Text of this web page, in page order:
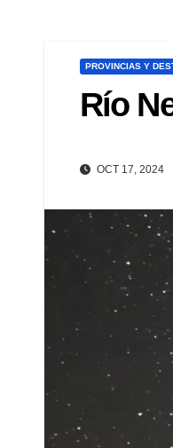
PROVINCIAS Y
Río
OCT 17, 2024